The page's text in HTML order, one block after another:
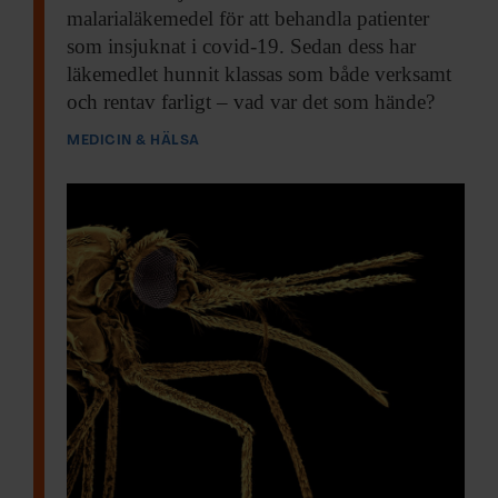
Inga fortsatta medel
till
utvecklingsforskning
men sommaren 2023 beslutade regeringen
sluta finansiera nya projekt inom
utvecklingsforskning. Detta enligt ett
ändringsbeslut i Vetenskapsrådets
regleringsbrev. Redan beviljade
forskningsprojekt löper dock projekttiden
malarialäkemedel för att behandla patienter
som insjuknat i covid-19. Sedan dess har
läkemedlet hunnit klassas som både verksamt
och rentav farligt – vad var det som hände?
MEDICIN & HÄLSA